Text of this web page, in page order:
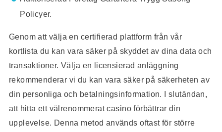
Policyer.
Genom att välja en certifierad plattform från vår
kortlista du kan vara säker på skyddet av dina data och
transaktioner. Välja en licensierad anläggning
rekommenderar vi du kan vara säker på säkerheten av
din personliga och betalningsinformation. I slutändan,
att hitta ett välrenommerat casino förbättrar din
upplevelse. Denna metod används oftast för större